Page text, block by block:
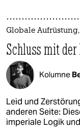
Globale
Schluss mit
Kolumne
Leid und
anderen Seite:
imperiale Logik